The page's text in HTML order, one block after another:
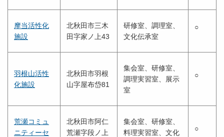
摩当活性化
施設
北秋田市三木
田字家ノ上43
研修室、調理室、
文化伝承室
○
羽根山活性
化施設
北秋田市羽根
山字屋布岱81
集会室、研修室、
調理実習室、展示
室
○
荒瀬コミュ
ニティーセ
北秋田市阿仁
荒瀬字段ノ上
集会室、研修室、
料理実習室、文化
○